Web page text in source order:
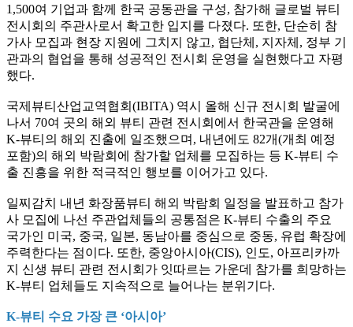
1,500여 기업과 함께 한국 공동관을 구성, 참가해 글로벌 뷰티
전시회의 주관사로서 확고한 입지를 다졌다. 또한, 단순히 참
가사 모집과 현장 지원에 그치지 않고, 협단체, 지자체, 정부 기
관과의 협업을 통해 성공적인 전시회 운영을 실현했다고 자평
했다.
국제뷰티산업교역협회(IBITA) 역시 올해 신규 전시회 발굴에
나서 70여 곳의 해외 뷰티 관련 전시회에서 한국관을 운영해
K-뷰티의 해외 진출에 일조했으며, 내년에도 82개(개최 예정
포함)의 해외 박람회에 참가할 업체를 모집하는 등 K-뷰티 수
출 진흥을 위한 적극적인 행보를 이어가고 있다.
일찌감치 내년 화장품뷰티 해외 박람회 일정을 발표하고 참가
사 모집에 나선 주관업체들의 공통점은 K-뷰티 수출의 주요
국가인 미국, 중국, 일본, 동남아를 중심으로 중동, 유럽 확장에
주력한다는 점이다. 또한, 중앙아시아(CIS), 인도, 아프리카까
지 신생 뷰티 관련 전시회가 잇따르는 가운데 참가를 희망하는
K-뷰티 업체들도 지속적으로 늘어나는 분위기다.
K-뷰티 수요 가장 큰 ‘아시아’